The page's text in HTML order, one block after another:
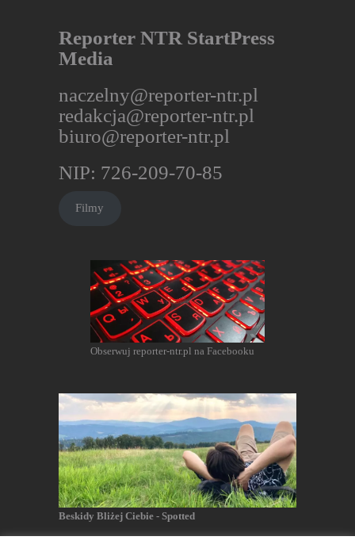
Reporter NTR StartPress
Media
naczelny@reporter-ntr.pl
redakcja@reporter-ntr.pl
biuro@reporter-ntr.pl
NIP: 726-209-70-85
Filmy
Obserwuj reporter-ntr.pl na Facebooku
Beskidy Bliżej Ciebie - Spotted